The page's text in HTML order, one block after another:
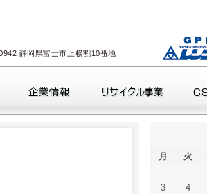
静岡県富士市上横割10番地
月 火
3
4